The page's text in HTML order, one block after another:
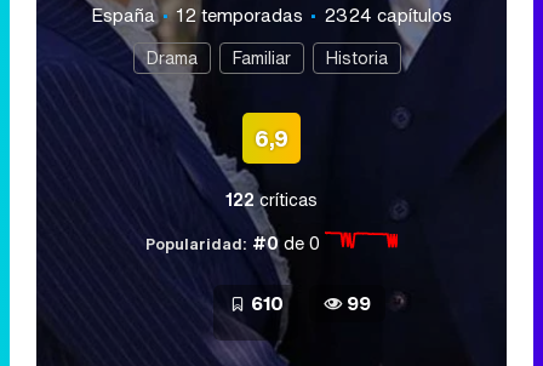
España 12 temporadas 2324 capítulos
Drama Familiar Historia
6,9
122críticas
Popularidad: #0de 0
610 99